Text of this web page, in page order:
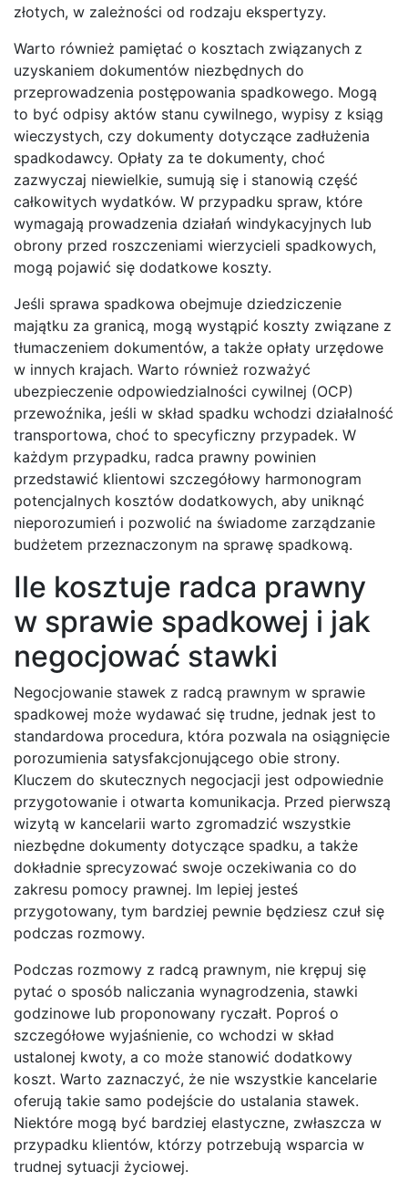
złotych, w zależności od rodzaju ekspertyzy.
Warto również pamiętać o kosztach związanych z
uzyskaniem dokumentów niezbędnych do
przeprowadzenia postępowania spadkowego. Mogą
to być odpisy aktów stanu cywilnego, wypisy z ksiąg
wieczystych, czy dokumenty dotyczące zadłużenia
spadkodawcy. Opłaty za te dokumenty, choć
zazwyczaj niewielkie, sumują się i stanowią część
całkowitych wydatków. W przypadku spraw, które
wymagają prowadzenia działań windykacyjnych lub
obrony przed roszczeniami wierzycieli spadkowych,
mogą pojawić się dodatkowe koszty.
Jeśli sprawa spadkowa obejmuje dziedziczenie
majątku za granicą, mogą wystąpić koszty związane z
tłumaczeniem dokumentów, a także opłaty urzędowe
w innych krajach. Warto również rozważyć
ubezpieczenie odpowiedzialności cywilnej (OCP)
przewoźnika, jeśli w skład spadku wchodzi działalność
transportowa, choć to specyficzny przypadek. W
każdym przypadku, radca prawny powinien
przedstawić klientowi szczegółowy harmonogram
potencjalnych kosztów dodatkowych, aby uniknąć
nieporozumień i pozwolić na świadome zarządzanie
budżetem przeznaczonym na sprawę spadkową.
Ile kosztuje radca prawny
w sprawie spadkowej i jak
negocjować stawki
Negocjowanie stawek z radcą prawnym w sprawie
spadkowej może wydawać się trudne, jednak jest to
standardowa procedura, która pozwala na osiągnięcie
porozumienia satysfakcjonującego obie strony.
Kluczem do skutecznych negocjacji jest odpowiednie
przygotowanie i otwarta komunikacja. Przed pierwszą
wizytą w kancelarii warto zgromadzić wszystkie
niezbędne dokumenty dotyczące spadku, a także
dokładnie sprecyzować swoje oczekiwania co do
zakresu pomocy prawnej. Im lepiej jesteś
przygotowany, tym bardziej pewnie będziesz czuł się
podczas rozmowy.
Podczas rozmowy z radcą prawnym, nie krępuj się
pytać o sposób naliczania wynagrodzenia, stawki
godzinowe lub proponowany ryczałt. Poproś o
szczegółowe wyjaśnienie, co wchodzi w skład
ustalonej kwoty, a co może stanowić dodatkowy
koszt. Warto zaznaczyć, że nie wszystkie kancelarie
oferują takie samo podejście do ustalania stawek.
Niektóre mogą być bardziej elastyczne, zwłaszcza w
przypadku klientów, którzy potrzebują wsparcia w
trudnej sytuacji życiowej.